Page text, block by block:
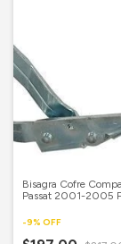
Bisagra Cofre
Passat 2001-2005
-9% OFF